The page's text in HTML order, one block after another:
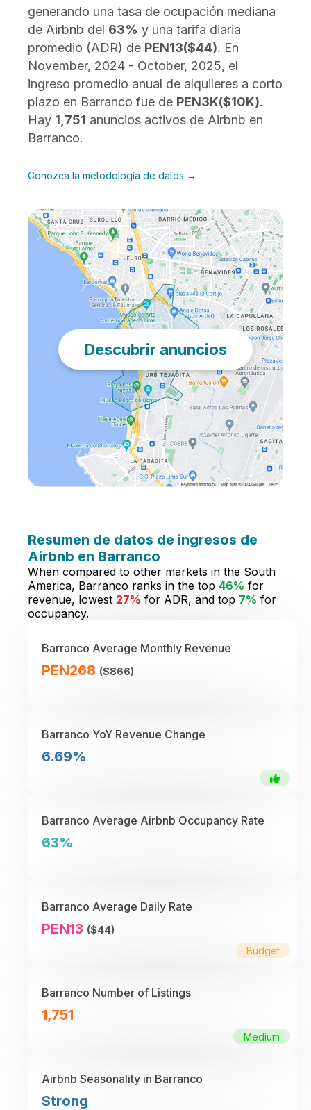
generando una tasa de ocupación mediana
de Airbnb del 63% y una tarifa diaria
promedio (ADR) de PEN13($44). En
November, 2024 - October, 2025, el
ingreso promedio anual de alquileres a corto
plazo en Barranco fue de PEN3K($10K).
Hay 1,751 anuncios activos de Airbnb en
Barranco.
Conozca la metodología de datos →
Descubrir anuncios
Resumen de datos de ingresos de
Airbnb en Barranco
When compared to other markets in the South
America, Barranco ranks in the top 46% for
revenue, lowest 27% for ADR, and top 7% for
occupancy.
Barranco Average Monthly Revenue
PEN268 ($866)
Barranco YoY Revenue Change
6.69%
Barranco Average Airbnb Occupancy Rate
63%
Barranco Average Daily Rate
PEN13 ($44)
Budget
Barranco Number of Listings
1,751
Medium
Airbnb Seasonality in Barranco
Strong